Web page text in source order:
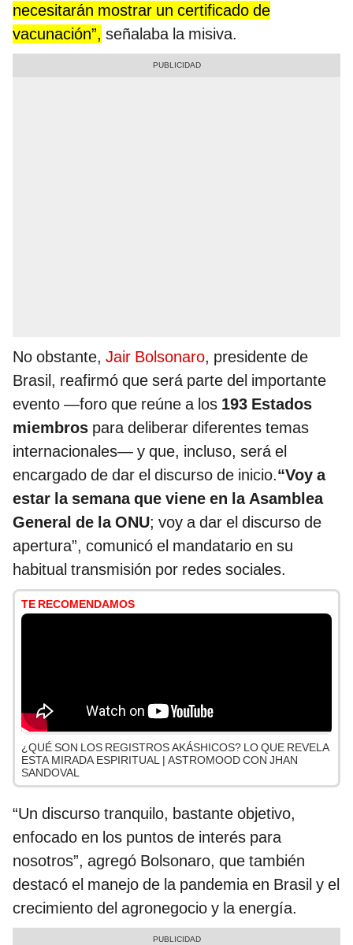
necesitarán mostrar un certificado de
vacunación”, señalaba la misiva.
No obstante, Jair Bolsonaro, presidente de
Brasil, reafirmó que será parte del importante
evento —foro que reúne a los 193 Estados
miembros para deliberar diferentes temas
internacionales— y que, incluso, será el
encargado de dar el discurso de inicio.“Voy a
estar la semana que viene en la Asamblea
General de la ONU; voy a dar el discurso de
apertura”, comunicó el mandatario en su
habitual transmisión por redes sociales.
TE RECOMENDAMOS
¿QUÉ SON LOS REGISTROS AKÁSHICOS? LO QUE REVELA
ESTA MIRADA ESPIRITUAL | ASTROMOOD CON JHAN
SANDOVAL
“Un discurso tranquilo, bastante objetivo,
enfocado en los puntos de interés para
nosotros”, agregó Bolsonaro, que también
destacó el manejo de la pandemia en Brasil y el
crecimiento del agronegocio y la energía.